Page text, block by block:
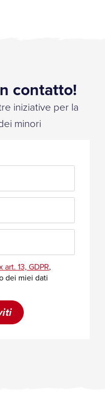
contatto!
iniziative per la
minori